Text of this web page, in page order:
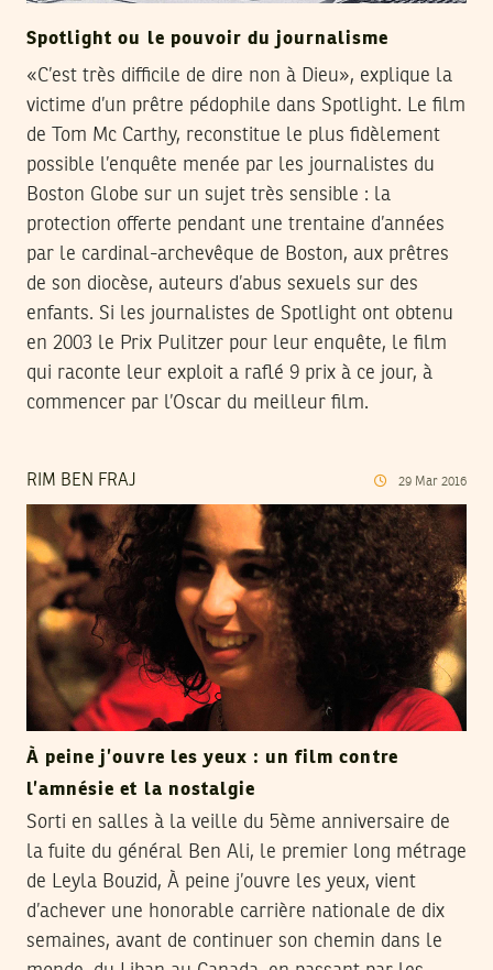
Spotlight ou le pouvoir du journalisme
«C’est très difficile de dire non à Dieu», explique la
victime d’un prêtre pédophile dans Spotlight. Le film
de Tom Mc Carthy, reconstitue le plus fidèlement
possible l’enquête menée par les journalistes du
Boston Globe sur un sujet très sensible : la
protection offerte pendant une trentaine d’années
par le cardinal-archevêque de Boston, aux prêtres
de son diocèse, auteurs d’abus sexuels sur des
enfants. Si les journalistes de Spotlight ont obtenu
en 2003 le Prix Pulitzer pour leur enquête, le film
qui raconte leur exploit a raflé 9 prix à ce jour, à
commencer par l’Oscar du meilleur film.
RIM BEN FRAJ 29 Mar 2016
À peine j’ouvre les yeux : un film contre
l’amnésie et la nostalgie
Sorti en salles à la veille du 5ème anniversaire de
la fuite du général Ben Ali, le premier long métrage
de Leyla Bouzid, À peine j’ouvre les yeux, vient
d’achever une honorable carrière nationale de dix
semaines, avant de continuer son chemin dans le